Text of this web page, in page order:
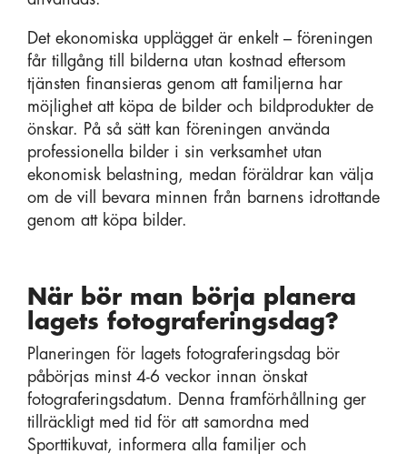
Det ekonomiska upplägget är enkelt – föreningen
får tillgång till bilderna utan kostnad eftersom
tjänsten finansieras genom att familjerna har
möjlighet att köpa de bilder och bildprodukter de
önskar. På så sätt kan föreningen använda
professionella bilder i sin verksamhet utan
ekonomisk belastning, medan föräldrar kan välja
om de vill bevara minnen från barnens idrottande
genom att köpa bilder.
När bör man börja planera
lagets fotograferingsdag?
Planeringen för lagets fotograferingsdag bör
påbörjas minst 4-6 veckor innan önskat
fotograferingsdatum. Denna framförhållning ger
tillräckligt med tid för att samordna med
Sporttikuvat, informera alla familjer och